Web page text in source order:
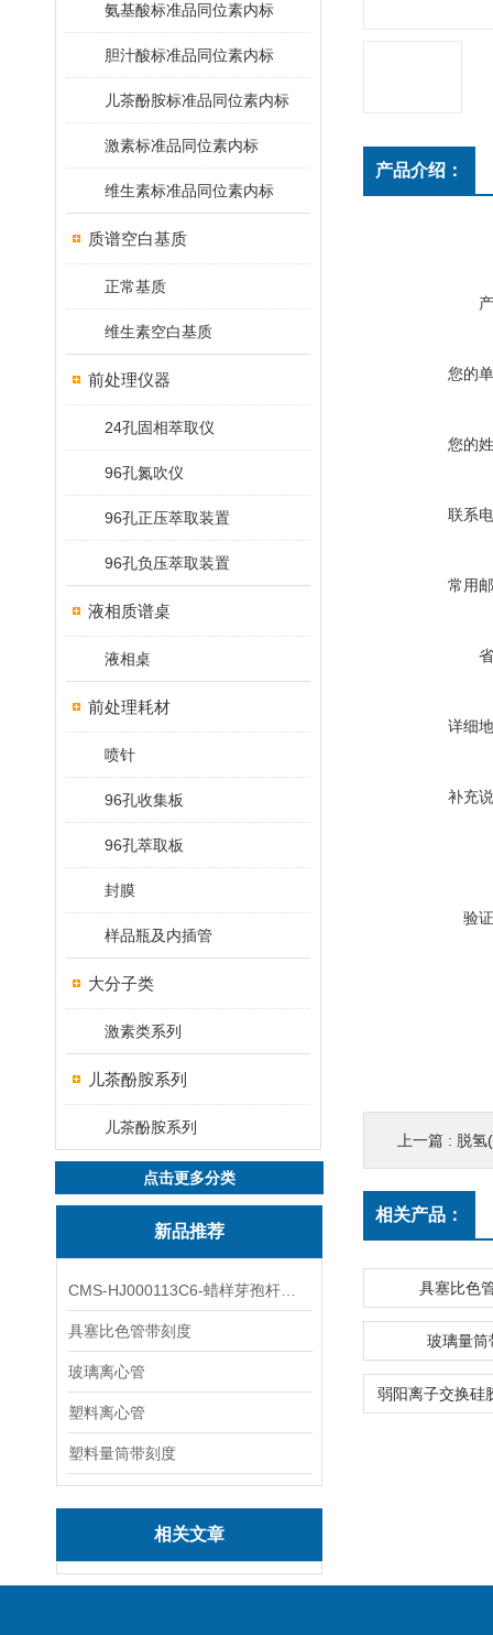
氨基酸标准品同位素内标
胆汁酸标准品同位素内标
儿茶酚胺标准品同位素内标
激素标准品同位素内标
维生素标准品同位素内标
质谱空白基质
正常基质
维生素空白基质
前处理仪器
24孔固相萃取仪
96孔氮吹仪
96孔正压萃取装置
96孔负压萃取装置
液相质谱桌
液相桌
前处理耗材
喷针
96孔收集板
96孔萃取板
封膜
样品瓶及内插管
大分子类
激素类系列
儿茶酚胺系列
儿茶酚胺系列
点击更多分类
新品推荐
具塞比色管带刻度
玻璃离心管
塑料离心管
塑料量筒带刻度
相关文章
产品介绍：
您的
您的
联系
常用
详细
补充
验
上一篇 : 脱氢
相关产品：
具塞比色
玻璃量筒